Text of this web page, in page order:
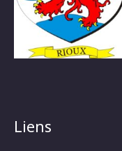
Liens